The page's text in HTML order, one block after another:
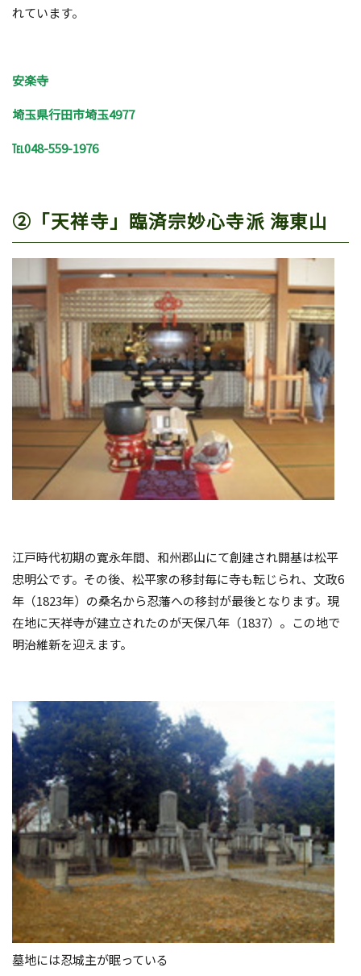
れています。
安楽寺
埼玉県行田市埼玉4977
℡048-559-1976
②「天祥寺」臨済宗妙心寺派 海東山
江戸時代初期の寛永年間、和州郡山にて創建され開基は松平
忠明公です。その後、松平家の移封毎に寺も転じられ、文政6
年（1823年）の桑名から忍藩への移封が最後となります。現
在地に天祥寺が建立されたのが天保八年（1837）。この地で
明治維新を迎えます。
墓地には忍城主が眠っている